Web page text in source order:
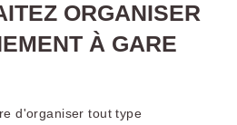
ORGANISER
À GARE
d'organiser tout type